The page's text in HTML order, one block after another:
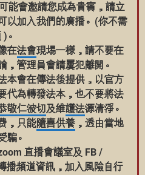
能會邀請您成為貴賓，請立
以加入我們的廣播。(你不需
。
在法會現埸一様，請不要在
，管理員會請屢犯離開。
本會在傳法後提供，以官方
代為轉發法本，也不要將法
敬仁波切 及維護法源清淨。
，只能隨喜供養 ，透由當地
騙。
直播會議室及 FB /
播頻道資訊，加入風險自行